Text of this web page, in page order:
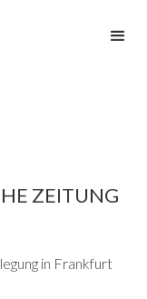
ZEITUNG
in Frankfurt